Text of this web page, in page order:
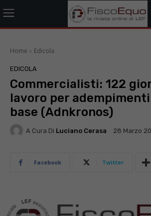
Home Edicola
EDICOLA
Commercialisti: 122
lavoro per
base (Adnkronos)
A Cura Di Luciano Cerasa 28 Marzo
Facebook Twitter